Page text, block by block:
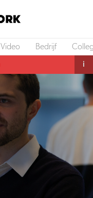
Video Bedrijf
i